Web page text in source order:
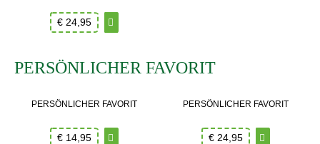
€24,95
PERSÖNLICHER FAVORIT
PERSÖNLICHER FAVORIT
€14,95
PERSÖNLICHER FAVORIT
€ 24,95